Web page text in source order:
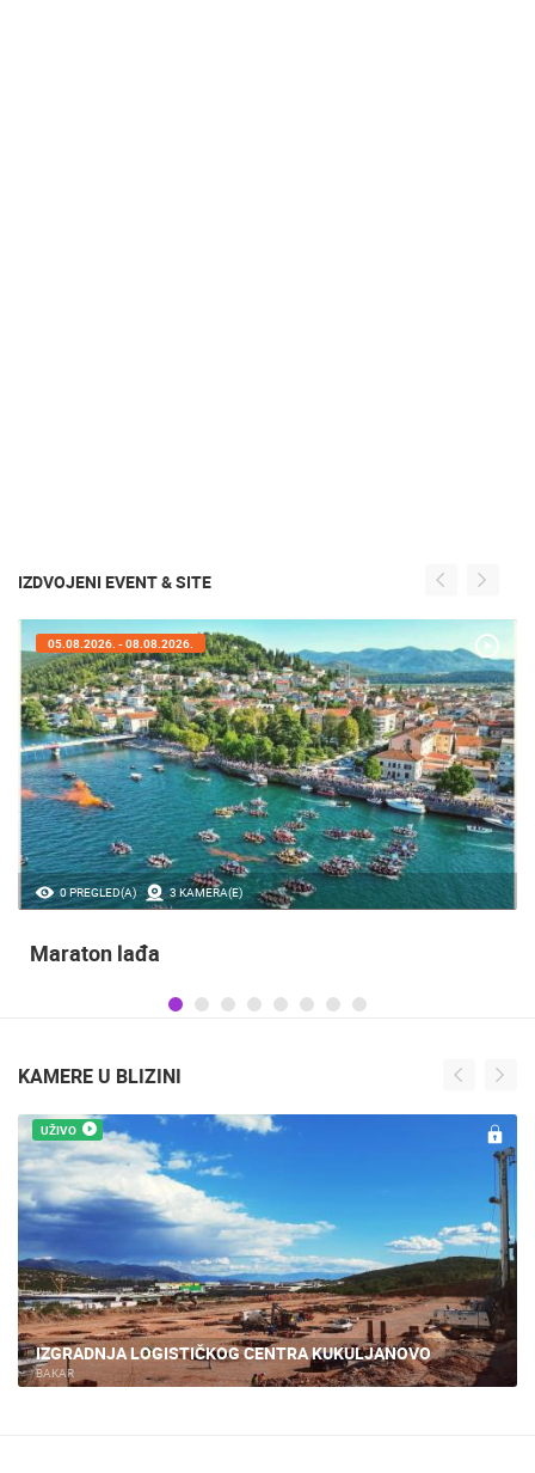
IZDVOJENI EVENT & SITE
35.23M PREGLED(A) 56 KAMERA(E)
05.08.2026. - 05.08.2026.
Obilježavanje Dana pobjede i domovinske
UŽIVO
LOGISTIČKI CENTAR KUKULJANOVO GRADILIŠTE